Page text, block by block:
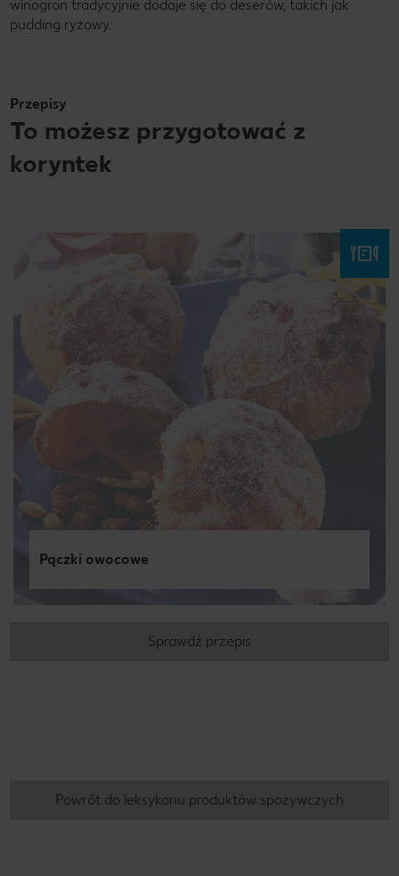
winogron tradycyjnie dodaje się do deserów, takich jak
pudding ryżowy.
Przepisy
To możesz przygotować z
koryntek
Pączki owocowe
Sprawdź przepis
Powrót do leksykonu produktów spożywczych